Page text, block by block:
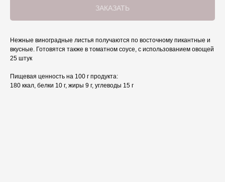
ЗАКАЗАТЬ
Нежные виноградные листья получаются по восточному пикантные и
вкусные. Готовятся также в томатном соусе, с использованием овощей
25 штук
Пищевая ценность на 100 г продукта:
180 ккал, белки 10 г, жиры 9 г, углеводы 15 г